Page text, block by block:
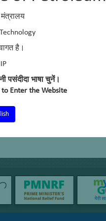
मंत्रालय
है।
पसंदीदा भाषा चुनें।
Enter the Website